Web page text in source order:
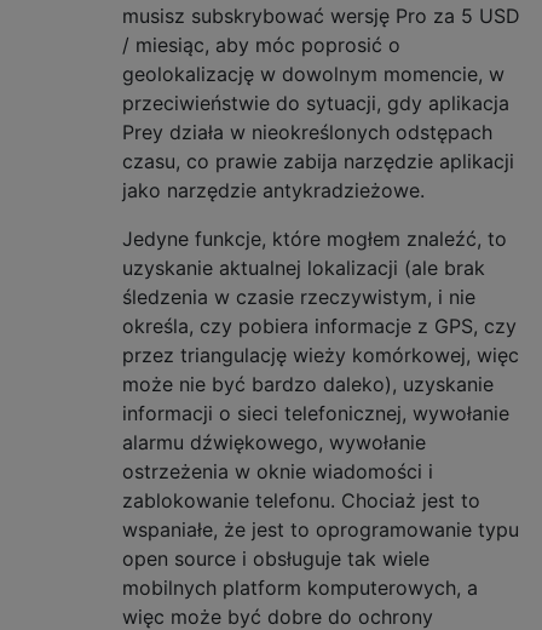
musisz subskrybować wersję Pro za 5 USD
/ miesiąc, aby móc poprosić o
geolokalizację w dowolnym momencie, w
przeciwieństwie do sytuacji, gdy aplikacja
Prey działa w nieokreślonych odstępach
czasu, co prawie zabija narzędzie aplikacji
jako narzędzie antykradzieżowe.
Jedyne funkcje, które mogłem znaleźć, to
uzyskanie aktualnej lokalizacji (ale brak
śledzenia w czasie rzeczywistym, i nie
określa, czy pobiera informacje z GPS, czy
przez triangulację wieży komórkowej, więc
może nie być bardzo daleko), uzyskanie
informacji o sieci telefonicznej, wywołanie
alarmu dźwiękowego, wywołanie
ostrzeżenia w oknie wiadomości i
zablokowanie telefonu. Chociaż jest to
wspaniałe, że jest to oprogramowanie typu
open source i obsługuje tak wiele
mobilnych platform komputerowych, a
więc może być dobre do ochrony